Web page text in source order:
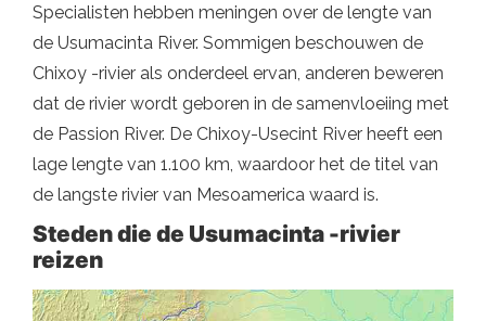
Specialisten hebben meningen over de lengte van
de Usumacinta River. Sommigen beschouwen de
Chixoy -rivier als onderdeel ervan, anderen beweren
dat de rivier wordt geboren in de samenvloeiing met
de Passion River. De Chixoy-Usecint River heeft een
lage lengte van 1.100 km, waardoor het de titel van
de langste rivier van Mesoamerica waard is.
Steden die de Usumacinta -rivier
reizen